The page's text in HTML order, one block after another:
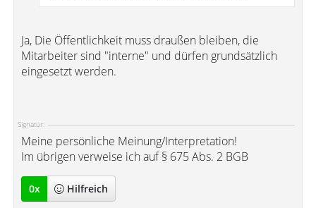
Ja, Die Öffentlichkeit muss draußen bleiben, die
Mitarbeiter sind "interne" und dürfen grundsätzlich
eingesetzt werden.
Signatur:
Meine persönliche Meinung/Interpretation!
Im übrigen verweise ich auf § 675 Abs. 2 BGB
0x Hilfreich